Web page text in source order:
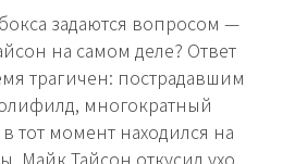
задаются вопросом —
на самом деле? Ответ
трагичен: пострадавшим
многократный
тот момент находился на